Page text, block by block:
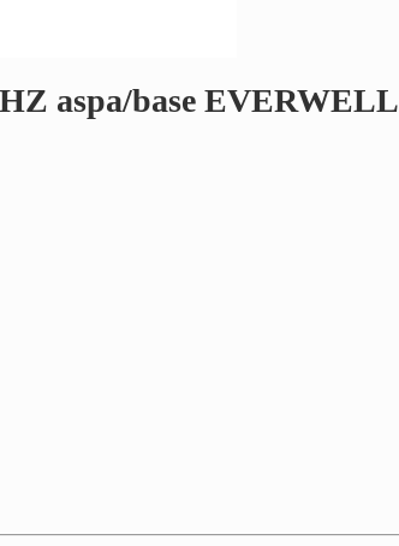
aspa/base EVERWELL